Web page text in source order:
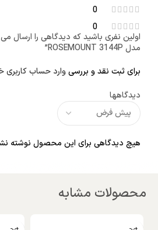
0
0
دیدگاهها
هیچ دیدگاهی برای این محصول نوشته
اولین نفری باشید که دیدگاهی را ارسال می
مدل ROSEMOUNT 3144P”
برای ثبت نقد و بررسیوارد حساب کاربری
محصولات مشابه